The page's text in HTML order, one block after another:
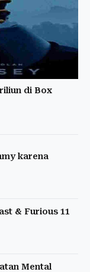
di Box
karena
& Furious 11
Mental